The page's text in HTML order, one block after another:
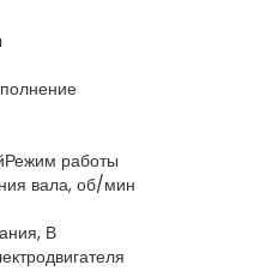
Режим работы
вала, об/мин
В